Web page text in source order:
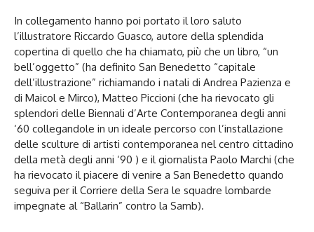
In collegamento hanno poi portato il loro saluto
l’illustratore Riccardo Guasco, autore della splendida
copertina di quello che ha chiamato, più che un libro, “un
bell’oggetto” (ha definito San Benedetto “capitale
dell’illustrazione” richiamando i natali di Andrea Pazienza e
di Maicol e Mirco), Matteo Piccioni (che ha rievocato gli
splendori delle Biennali d’Arte Contemporanea degli anni
‘60 collegandole in un ideale percorso con l’installazione
delle sculture di artisti contemporanea nel centro cittadino
della metà degli anni ‘90 ) e il giornalista Paolo Marchi (che
ha rievocato il piacere di venire a San Benedetto quando
seguiva per il Corriere della Sera le squadre lombarde
impegnate al “Ballarin” contro la Samb).